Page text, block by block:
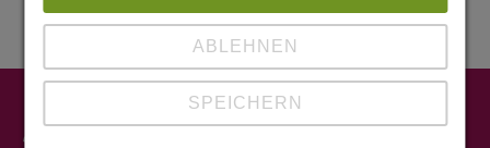
ABLEHNEN
SPEICHERN